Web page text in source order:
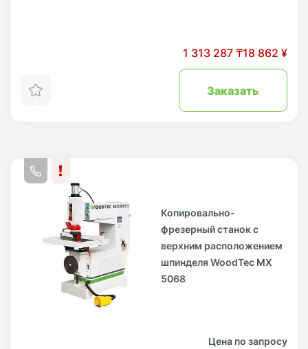
1 313 287 ₸18 862 ¥
Заказать
Копировально-
фрезерный станок с
верхним расположением
шпинделя WoodTec MX
5068
Цена по запросу